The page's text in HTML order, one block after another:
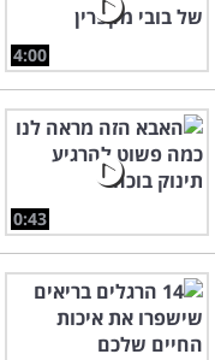
4:00
0:43